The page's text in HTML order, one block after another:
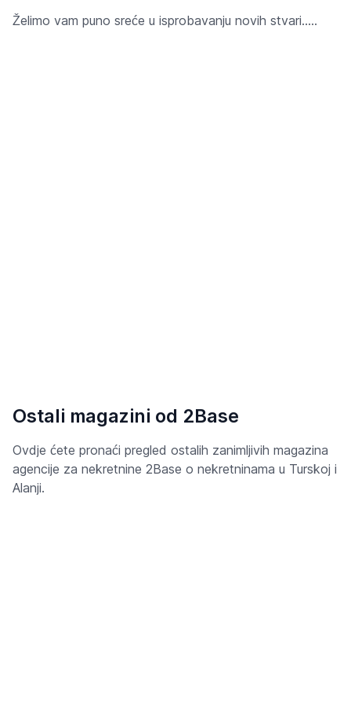
Želimo vam puno sreće u isprobavanju novih stvari.....
Ostali magazini od 2Base
Ovdje ćete pronaći pregled ostalih zanimljivih magazina
agencije za nekretnine 2Base o nekretninama u Turskoj i
Alanji.